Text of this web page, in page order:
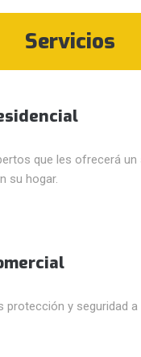
Servicios
que les ofrecerá un
su hogar.
protección y seguridad a